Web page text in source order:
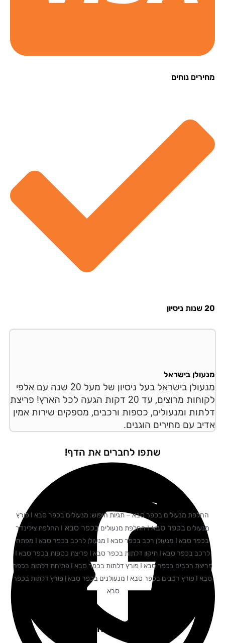
נוחים
בישראל
מנעולן בישראל בעל ניסיון של מעל 20 שנה עם אלפי
לקוחות מרוצים, עד 20 דקות הגעה לכל הארץ! פריצת
ומנעולים, כספות ורכבים, מספקים שירות אמין
עם מחירים הוגנים.
שתפו לחברים את הדף!
החלפת מנעולים בכפר סבא – תגיות חיפוש: מנעולים בכפר סבא I פורץ
בכפר סבא I החלפת מנעולים בכפר סבא I החלפת צילינדר
בכפר סבא I מנעולן רכב בכפר סבא I מנעולן לרכב בכפר סבא I מפתח
לרכב בכפר סבא I תיקון דלתות בכפר סבא I פריצת כספות בכפר סבא I
פריצת רכבים בכפר סבא I פורץ דלתות בכפר סבא I פתיחת דלתות בכפר
סבא I פורץ רכבים בכפר סבא I מנעולנים בכפר סבא | פורץ דלתות בכפר
סבא
המלצות מלקוחות שלנו